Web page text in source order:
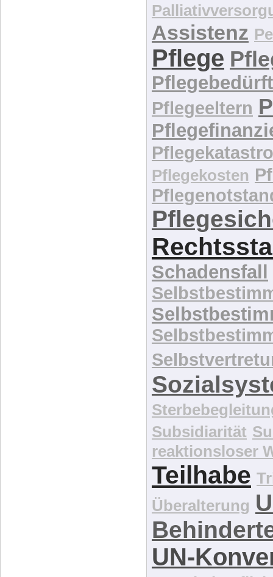
Assistenz
Pflege
Pflegeeltern
Pflegekosten
Schadensfall
Subsidiarität
reaktionsloser
Teilhabe
Überalterung
UN-